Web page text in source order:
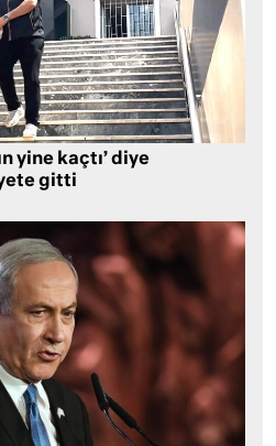
yine kaçtı’ diye
gitti